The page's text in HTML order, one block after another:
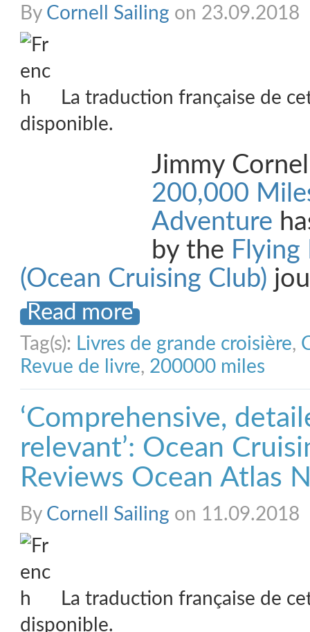
By Cornell Sailing on 23.09.2018
La traduction française de
disponible.
Jimmy
200,000
Adventure
by the Flying
(Ocean Cruising Club)
Read more
Tag(s): Livres de grande croisière,
Revue de livre, 200000 miles
‘Comprehensive,
relevant’: Ocean
Reviews Ocean Atlas
By Cornell Sailing on 11.09.2018
La traduction française de
disponible.